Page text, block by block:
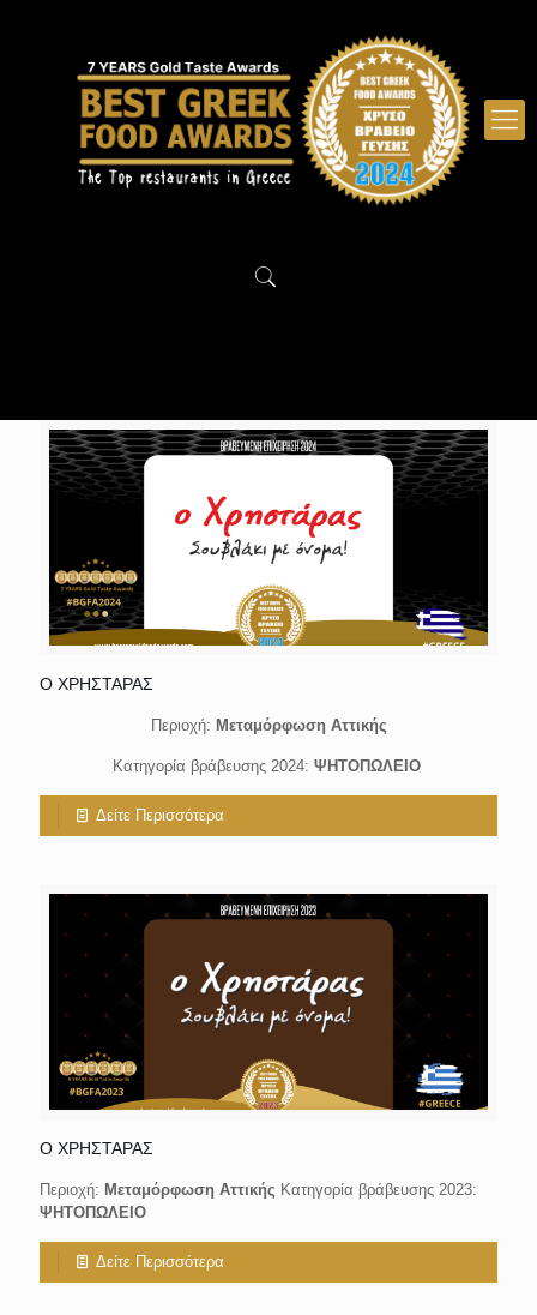
Ο ΧΡΗΣΤΑΡΑΣ
Περιοχή: Μεταμόρφωση Αττικής
Κατηγορία βράβευσης 2024: ΨΗΤΟΠΩΛΕΙΟ
Δείτε Περισσότερα
Ο ΧΡΗΣΤΑΡΑΣ
Περιοχή: Μεταμόρφωση Αττικής Κατηγορία βράβευσης 2023:
ΨΗΤΟΠΩΛΕΙΟ
Δείτε Περισσότερα